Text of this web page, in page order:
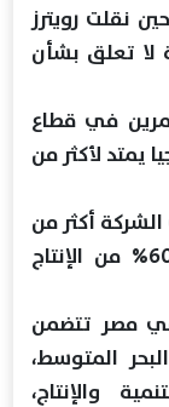
نقلت رويترز
تعلق بشأن
في قطاع
يمتد لأكثر من
الشركة أكثر من
35 مليار دولار في مصر، وتنتج نحو 60% من الإنتاج
مصر تتضمن
في البحر المتوسط،
والإنتاج،